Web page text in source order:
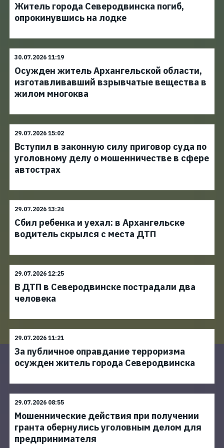
Житель города Северодвинска погиб,
опрокинувшись на лодке
30.07.2026 11:19
Осужден житель Архангельской области,
изготавливавший взрывчатые вещества в
жилом многоква
29.07.2026 15:02
Вступил в законную силу приговор суда по
уголовному делу о мошенничестве в сфере
автострах
29.07.2026 13:24
Сбил ребенка и уехал: в Архангельске
водитель скрылся с места ДТП
29.07.2026 12:25
В ДТП в Северодвинске пострадали два
человека
29.07.2026 11:21
За публичное оправдание терроризма
осужден житель города Северодвинска
29.07.2026 08:55
Мошеннические действия при получении
гранта обернулись уголовным делом для
предпринимателя